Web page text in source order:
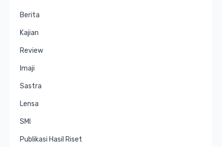
Berita
Kajian
Review
Imaji
Sastra
Lensa
SMI
Publikasi Hasil Riset